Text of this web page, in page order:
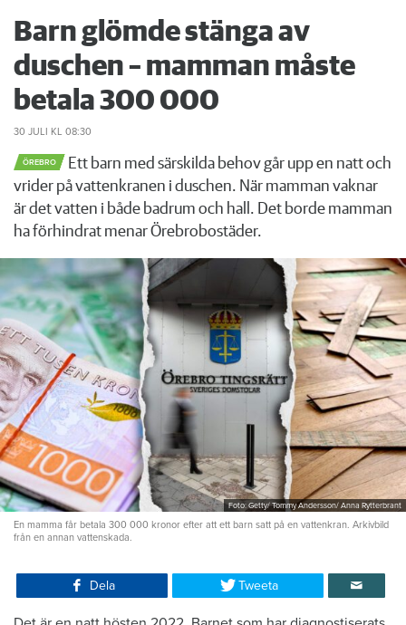
Barn glömde stänga av
duschen – mamman måste
betala 300 000
30 JULI KL 08:30
ÖREBRO
Ett barn med särskilda behov går upp en natt och
vrider på vattenkranen i duschen. När mamman vaknar
är det vatten i både badrum och hall. Det borde mamman
ha förhindrat menar Örebrobostäder.
Foto: Getty/ Tommy Andersson/ Anna Rytterbrant
En mamma får betala 300 000 kronor efter att ett barn satt på en vattenkran. Arkivbild
från en annan vattenskada.
Dela Tweeta